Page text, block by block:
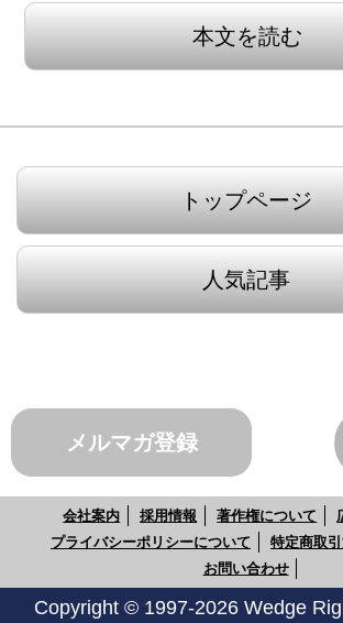
本文を読む
トップページ
人気記事
メルマガ登録
会社案内 採用情報 著作権について
プライバシーポリシーについて
特定商取
お問い合わせ
Copyright © 1997-2026 Wedge